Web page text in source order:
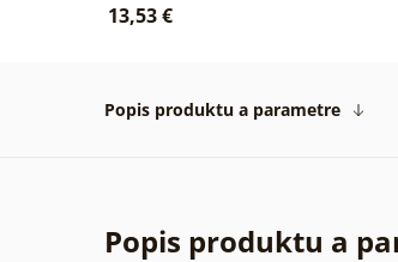
13,53 €
Popis produktu a parametre
Popis produktu a